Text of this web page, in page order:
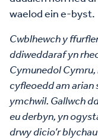
waelod ein e-byst.
Cwblhewch y
ddiweddaraf yn
Cymunedol
cyfleoedd am arian
ymchwil. Gallwch
eu derbyn, yn
drwy dicio’r